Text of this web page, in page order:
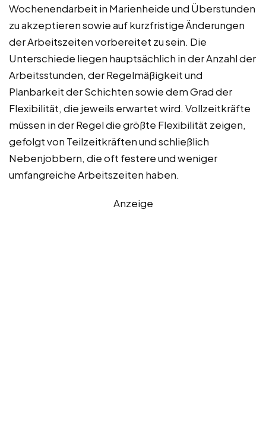
Wochenendarbeit in Marienheide und Überstunden
zu akzeptieren sowie auf kurzfristige Änderungen
der Arbeitszeiten vorbereitet zu sein. Die
Unterschiede liegen hauptsächlich in der Anzahl der
Arbeitsstunden, der Regelmäßigkeit und
Planbarkeit der Schichten sowie dem Grad der
Flexibilität, die jeweils erwartet wird. Vollzeitkräfte
müssen in der Regel die größte Flexibilität zeigen,
gefolgt von Teilzeitkräften und schließlich
Nebenjobbern, die oft festere und weniger
umfangreiche Arbeitszeiten haben.
Anzeige